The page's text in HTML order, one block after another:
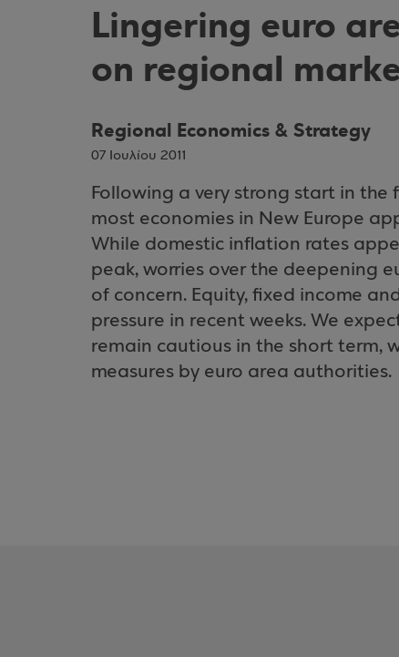
Lingering euro
on regional
Regional Economics & Strategy
07 Ιουλίου 2011
Following a very strong start in the
most economies in New Europe
While domestic inflation rates
peak, worries over the deepening
of concern. Equity, fixed income
pressure in recent weeks. We
remain cautious in the short term,
measures by euro area authorities.